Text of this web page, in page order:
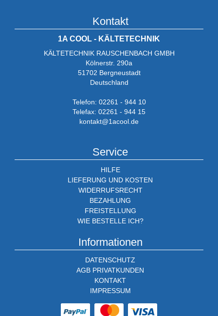
Kontakt
1A COOL - KÄLTETECHNIK
KÄLTETECHNIK RAUSCHENBACH GMBH
Kölnerstr. 290a
51702 Bergneustadt
Deutschland
Telefon: 02261 - 944 10
Telefax: 02261 - 944 15
kontakt@1acool.de
Service
HILFE
LIEFERUNG UND KOSTEN
WIDERRUFSRECHT
BEZAHLUNG
FREISTELLUNG
WIE BESTELLE ICH?
Informationen
DATENSCHUTZ
AGB PRIVATKUNDEN
KONTAKT
IMPRESSUM